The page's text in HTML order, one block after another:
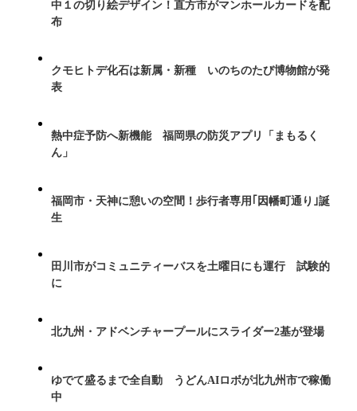
中１の切り絵デザイン！直方市がマンホールカードを配
布
クモヒトデ化石は新属・新種 いのちのたび博物館が発
表
熱中症予防へ新機能 福岡県の防災アプリ「まもるく
ん」
福岡市・天神に憩いの空間！歩行者専用｢因幡町通り｣誕
生
田川市がコミュニティーバスを土曜日にも運行 試験的
に
北九州・アドベンチャープールにスライダー2基が登場
ゆでて盛るまで全自動 うどんAIロボが北九州市で稼働
中